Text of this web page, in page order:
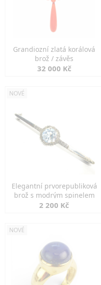
Grandiozní zlatá korálová
brož / závěs
32 000 Kč
NOVÉ
Elegantní prvorepubliková
brož s modrým spinelem
2 200 Kč
NOVÉ